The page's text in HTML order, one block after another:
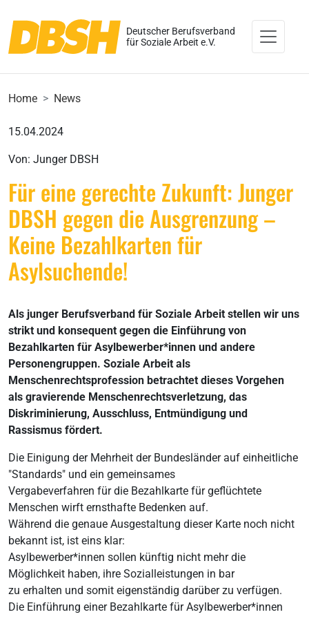
Deutscher Berufsverband
für Soziale Arbeit e.V.
Home News
15.04.2024
Von: Junger DBSH
Für eine gerechte Zukunft: Junger
DBSH gegen die Ausgrenzung –
Keine Bezahlkarten für
Asylsuchende!
Als junger Berufsverband für Soziale Arbeit stellen wir uns
strikt und konsequent gegen die Einführung von
Bezahlkarten für Asylbewerber*innen und andere
Personengruppen. Soziale Arbeit als
Menschenrechtsprofession betrachtet dieses Vorgehen
als gravierende Menschenrechtsverletzung, das
Diskriminierung, Ausschluss, Entmündigung und
Rassismus fördert.
Die Einigung der Mehrheit der Bundesländer auf einheitliche
"Standards" und ein gemeinsames
Vergabeverfahren für die Bezahlkarte für geflüchtete
Menschen wirft ernsthafte Bedenken auf.
Während die genaue Ausgestaltung dieser Karte noch nicht
bekannt ist, ist eins klar:
Asylbewerber*innen sollen künftig nicht mehr die
Möglichkeit haben, ihre Sozialleistungen in bar
zu erhalten und somit eigenständig darüber zu verfügen.
Die Einführung einer Bezahlkarte für Asylbewerber*innen